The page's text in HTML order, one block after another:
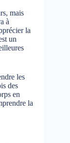
mais
à
la
un
les
des
en
la